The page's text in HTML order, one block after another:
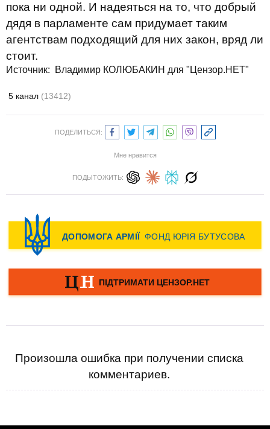
пока ни одной. И надеяться на то, что добрый
дядя в парламенте сам придумает таким
агентствам подходящий для них закон, вряд ли
стоит.
Источник: Владимир КОЛЮБАКИН для "Цензор.НЕТ"
5 канал (13412)
ПОДЕЛИТЬСЯ:
Мне нравится
ПОДЫТОЖИТЬ:
Произошла ошибка при получении списка
комментариев.